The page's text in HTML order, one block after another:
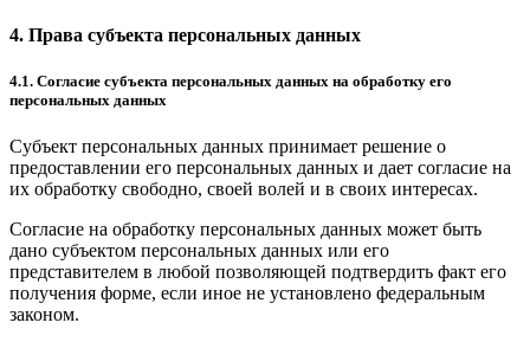
4. Права субъекта персональных данных
4.1. Согласие субъекта персональных данных на обработку его
персональных данных
Субъект персональных данных принимает решение о
предоставлении его персональных данных и дает согласие на
их обработку свободно, своей волей и в своих интересах.
Согласие на обработку персональных данных может быть
дано субъектом персональных данных или его
представителем в любой позволяющей подтвердить факт его
получения форме, если иное не установлено федеральным
законом.